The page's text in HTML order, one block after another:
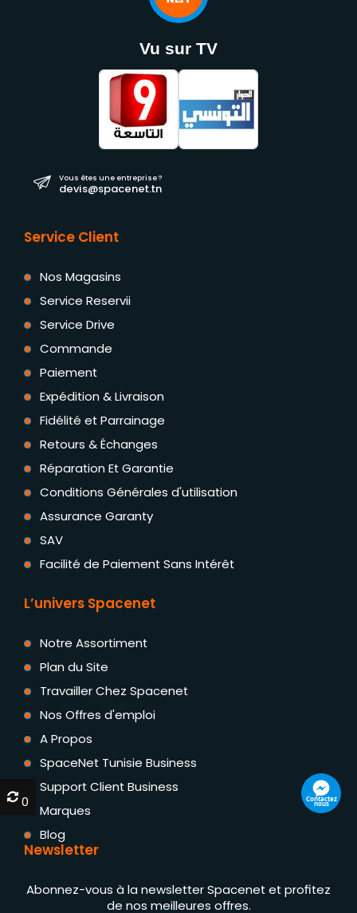
Vu sur TV
Vous êtes une entreprise ?
devis@spacenet.tn
Service Client
Nos Magasins
Service Reservii
Service Drive
Commande
Paiement
Expédition & Livraison
Fidélité et Parrainage
Retours & Échanges
Réparation Et Garantie
Conditions Générales d'utilisation
Assurance Garanty
SAV
Facilité de Paiement Sans Intérêt
L’univers Spacenet
Notre Assortiment
Plan du Site
Travailler Chez Spacenet
Nos Offres d'emploi
A Propos
SpaceNet Tunisie Business
Support Client Business
Marques
Blog
Newsletter
Abonnez-vous à la newsletter Spacenet et profitez
de nos meilleures offres.
0
0